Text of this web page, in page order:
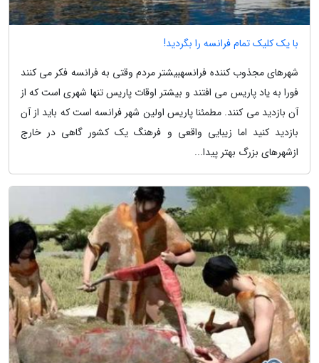
با یک کلیک تمام فرانسه را بگردید!
شهرهای مجذوب کننده فرانسهبیشتر مردم وقتی به فرانسه فکر می کنند
فورا به یاد پاریس می افتند و بیشتر اوقات پاریس تنها شهری است که از
آن بازدید می کنند. مطمئنا پاریس اولین شهر فرانسه است که باید از آن
بازدید کنید اما زیبایی واقعی و فرهنگ یک کشور گاهی در خارج
ازشهرهای بزرگ بهتر پیدا...